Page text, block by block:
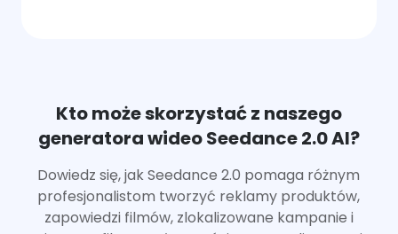
Kto może skorzystać z naszego
generatora wideo Seedance 2.0 AI?
Dowiedz się, jak Seedance 2.0 pomaga różnym
profesjonalistom tworzyć reklamy produktów,
zapowiedzi filmów, zlokalizowane kampanie i